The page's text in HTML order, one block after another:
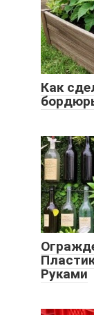
Как
Руками